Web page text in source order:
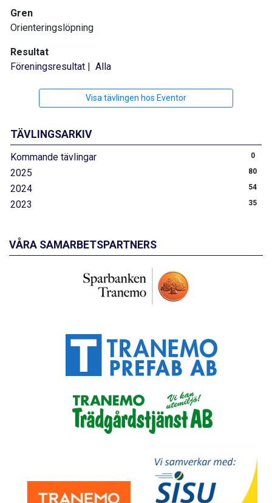
TÄVLINGSARKIV
Kommande tävlingar 0
2025 80
2024 54
2023 35
Gren
Orienteringslöpning
Resultat
Föreningsresultat | Alla
Visa tävlingen hos Eventor
VÅRA SAMARBETSPARTNERS